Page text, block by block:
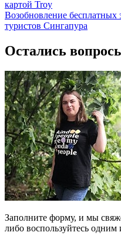
картой Troy
Возобновление бесплатных
туристов Сингапура
Остались
Заполните форму, и мы
либо воспользуйтесь одним